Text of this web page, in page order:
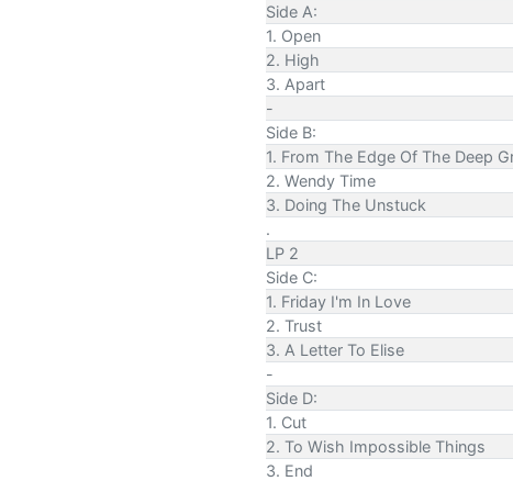
Side A:
1. Open
2. High
3. Apart
-
Side B:
1. From The Edge Of The Deep
2. Wendy Time
3. Doing The Unstuck
.
LP 2
Side C:
1. Friday I'm In Love
2. Trust
3. A Letter To Elise
-
Side D:
1. Cut
2. To Wish Impossible Things
3. End